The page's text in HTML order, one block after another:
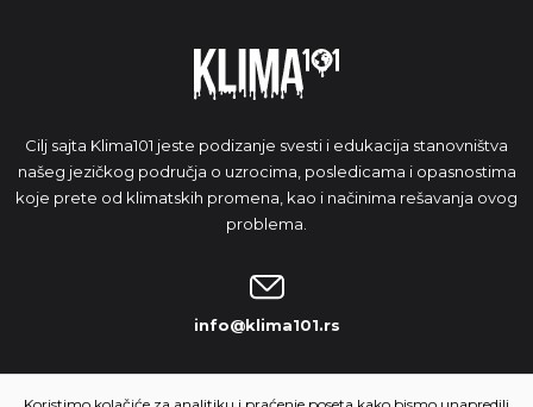
Cilj sajta Klima101 jeste podizanje svesti i edukacija stanovništva
našeg jezičkog područja o uzrocima, posledicama i opasnostima
koje prete od klimatskih promena, kao i načinima rešavanja ovog
problema.
info@klima101.rs
NAŠA IDEJA